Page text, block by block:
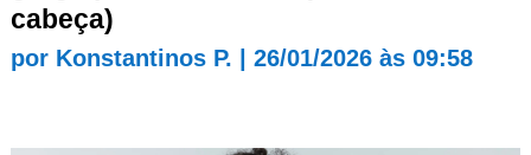
cabeça)
por Konstantinos P. 26/01/2026 às 09:58